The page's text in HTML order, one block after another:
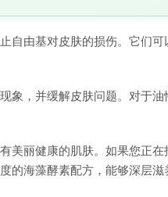
自由基对皮肤的损伤。它们
象，并缓解皮肤问题。对于
美丽健康的肌肤。如果您正
的海藻酵素配方，能够深层